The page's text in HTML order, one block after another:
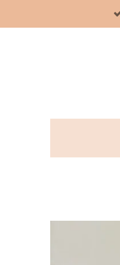
direct